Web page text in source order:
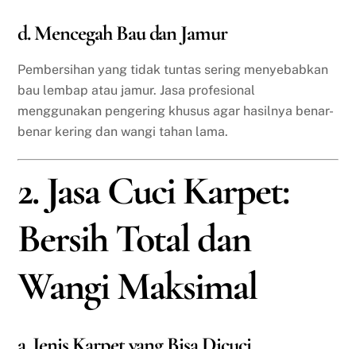
d. Mencegah Bau dan Jamur
Pembersihan yang tidak tuntas sering menyebabkan
bau lembap atau jamur. Jasa profesional
menggunakan pengering khusus agar hasilnya benar-
benar kering dan wangi tahan lama.
2. Jasa Cuci Karpet:
Bersih Total dan
Wangi Maksimal